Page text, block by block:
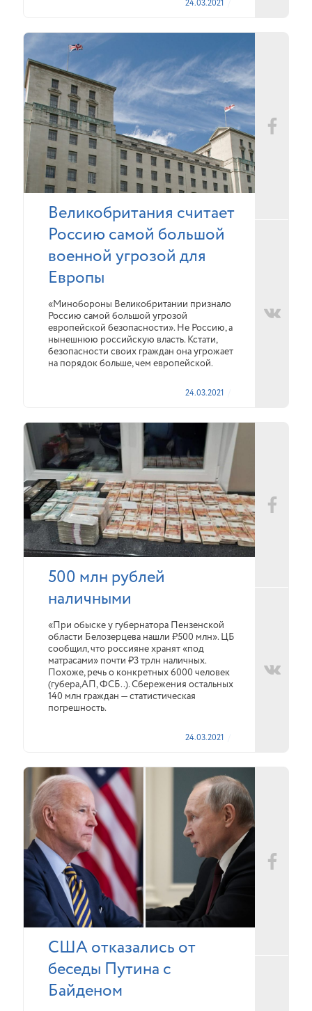
24.03.2021
Великобритания считает
Россию самой большой
военной угрозой для
Европы
«Минобороны Великобритании признало
Россию самой большой угрозой
европейской безопасности». Не Россию, а
нынешнюю российскую власть. Кстати,
безопасности своих граждан она угрожает
на порядок больше, чем европейской.
24.03.2021
500 млн рублей
наличными
«При обыске у губернатора Пензенской
области Белозерцева нашли ₽500 млн». ЦБ
сообщил, что россияне хранят «под
матрасами» почти ₽3 трлн наличных.
Похоже, речь о конкретных 6000 человек
(губера,АП, ФСБ..). Сбережения остальных
140 млн граждан — статистическая
погрешность.
24.03.2021
США отказались от
беседы Путина с
Байденом